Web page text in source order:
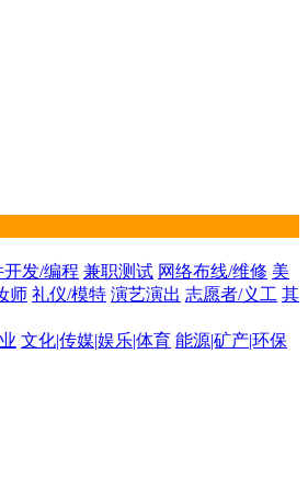
开发/编程 兼职测试 网络布线/维修 美
师 礼仪/模特 演艺演出 志愿者/义工 其
文化|传媒|娱乐|体育 能源|矿产|环保